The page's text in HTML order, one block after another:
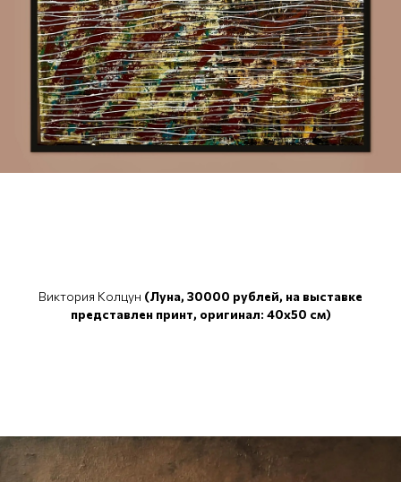
Виктория Колцун (Луна, 30000 рублей, на выставке
представлен принт, оригинал: 40x50 см)